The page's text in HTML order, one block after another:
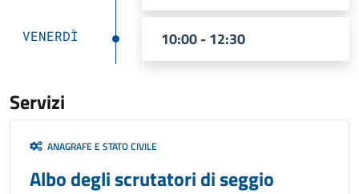
VENERDÌ 10:00 - 12:30
Servizi
ANAGRAFE E STATO CIVILE
Albo degli scrutatori di seggio